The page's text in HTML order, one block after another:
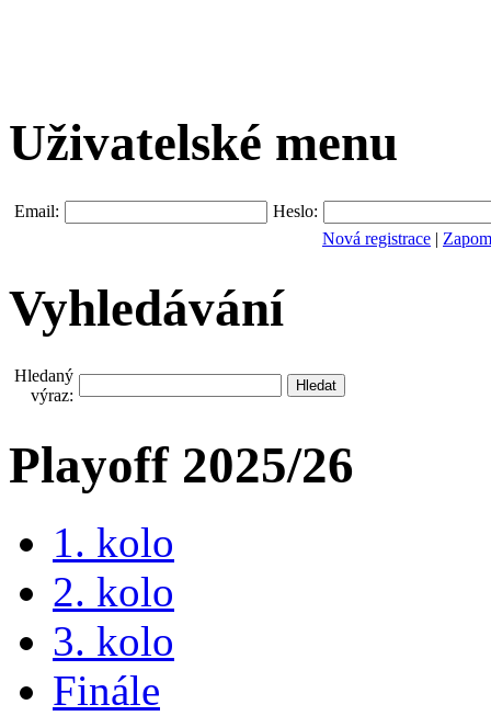
Uživatelské menu
Email:
Heslo:
Nová registrace |
Vyhledávání
Hledaný
výraz:
Playoff 2025/26
1. kolo
2. kolo
3. kolo
Finále